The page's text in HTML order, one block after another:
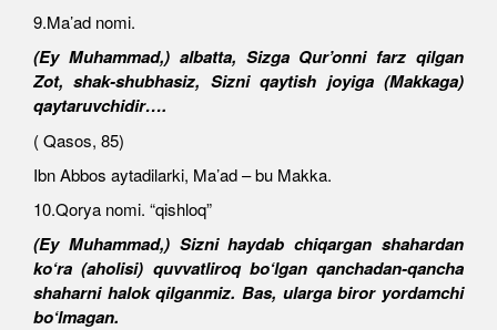
9.Ma’ad nomi.
(Ey Muhammad,) albatta, Sizga Qur’onni farz qilgan
Zot, shak-shubhasiz, Sizni qaytish joyiga (Makkaga)
qaytaruvchidir….
( Qasos, 85)
Ibn Abbos aytadilarki, Ma’ad – bu Makka.
10.Qorya nomi. “qishloq”
(Ey Muhammad,) Sizni haydab chiqargan shahardan
ko‘ra (aholisi) quvvatliroq bo‘lgan qanchadan-qancha
shaharni halok qilganmiz. Bas, ularga biror yordamchi
bo‘lmagan.